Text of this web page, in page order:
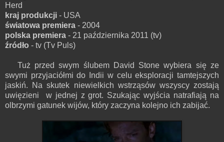
Herd
kraj produkcji - USA
światowa premiera - 2004
polska premiera - 21 października 2011 (tv)
źródło - tv (Tv Puls)
Tuż przed swym ślubem David Stone wybiera się ze
swymi przyjaciółmi do Indii w celu eksploracji tamtejszych
jaskiń. Na skutek niewielkich wstrząsów wszyscy zostają
uwięzieni w jednej z grot. Szukając wyjścia natrafiają na
olbrzymi gatunek wijów, który zaczyna kolejno ich zabijać.